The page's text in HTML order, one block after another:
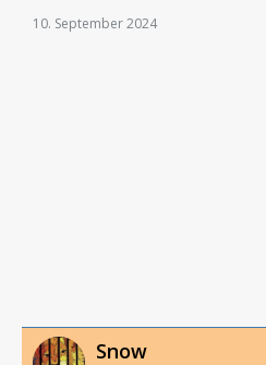
10. September 2024
Snow